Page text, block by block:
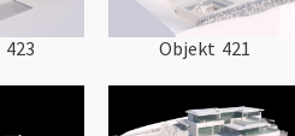
423 Objekt 421